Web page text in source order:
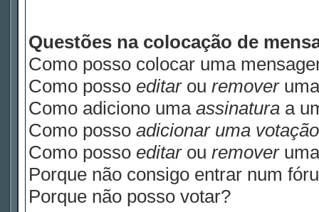
Questões na colocação de
Como posso colocar uma
Como posso editarou remover
Como adiciono uma assinatura a
Como posso adicionar uma votação
Como posso editarou remover
Porque não consigo entrar num
Porque não posso votar?